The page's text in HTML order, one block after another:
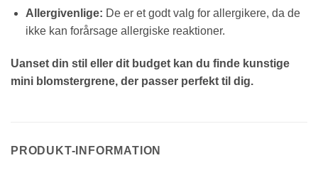
Allergivenlige: De er et godt valg for allergikere, da de
ikke kan forårsage allergiske reaktioner.
Uanset din stil eller dit budget kan du finde kunstige
mini blomstergrene, der passer perfekt til dig.
PRODUKT-INFORMATION